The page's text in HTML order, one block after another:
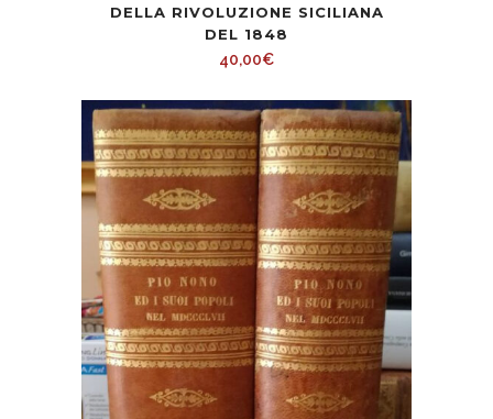
DELLA RIVOLUZIONE SICILIANA
DEL 1848
40,00€